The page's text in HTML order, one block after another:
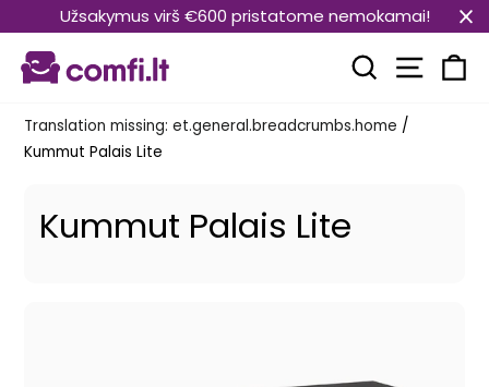
Translation
missing:
et.general.accessibility.skip_to_content
Užsakymus virš €600 pristatome nemokamai!
Translation
Translation missing: et.general.breadcrumbs.home /
Kummut Palais Lite
Kummut Palais Lite